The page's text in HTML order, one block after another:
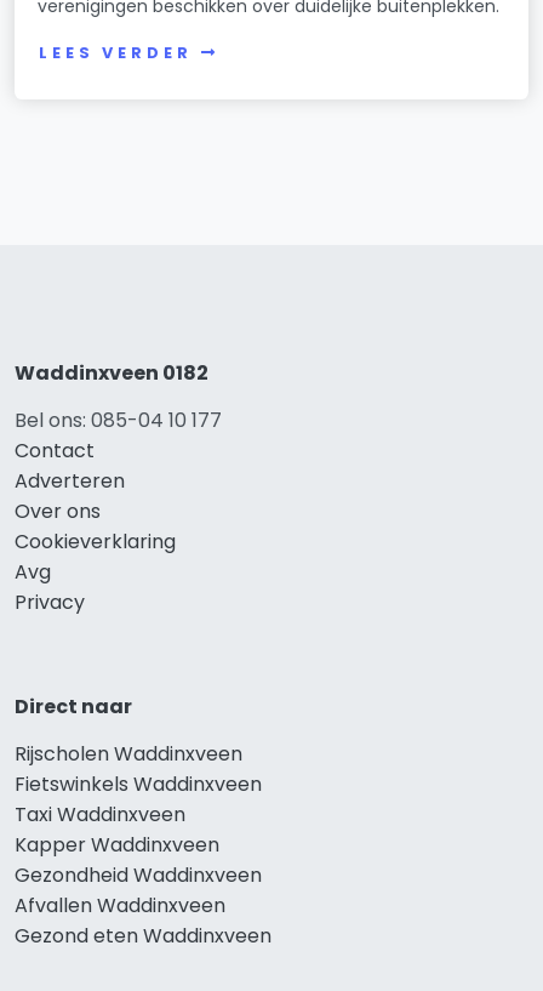
verenigingen beschikken over duidelijke buitenplekken.
LEES VERDER
Waddinxveen 0182
Bel ons: 085-04 10 177
Contact
Adverteren
Over ons
Cookieverklaring
Avg
Privacy
Direct naar
Rijscholen Waddinxveen
Fietswinkels Waddinxveen
Taxi Waddinxveen
Kapper Waddinxveen
Gezondheid Waddinxveen
Afvallen Waddinxveen
Gezond eten Waddinxveen